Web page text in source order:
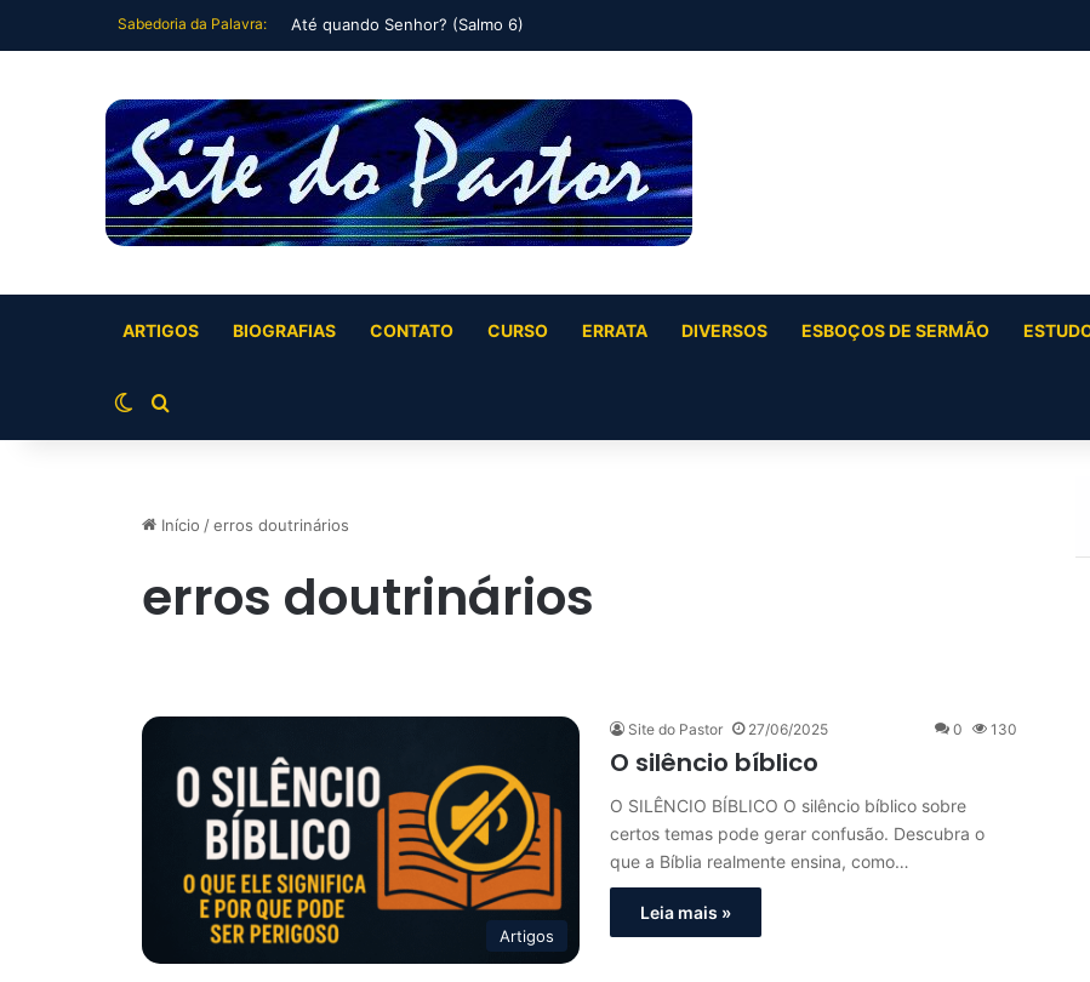
Sabedoria da Palavra: Até quando Senhor? (Salmo 6)
ARTIGOS BIOGRAFIAS CONTATO CURSO ERRATA DIVERSOS ESBOÇOS DE SERMÃO
Switch skin
Buscar por
Início /erros doutrinários
erros doutrinários
Artigos
Site do Pastor 27/06/2025 0 130
O silêncio bíblico
O SILÊNCIO BÍBLICO O silêncio bíblico sobre
certos temas pode gerar confusão. Descubra o
que a Bíblia realmente ensina, como…
Leia mais »